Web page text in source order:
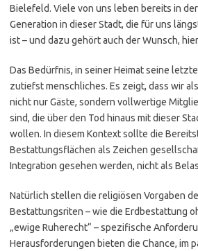
Bielefeld. Viele von uns leben bereits in
Generation in dieser Stadt, die für uns
ist – und dazu gehört auch der Wunsch,
Das Bedürfnis, in seiner Heimat seine
zutiefst menschliches. Es zeigt, dass wir
nicht nur Gäste, sondern vollwertige
sind, die über den Tod hinaus mit dieser
wollen. In diesem Kontext sollte die
Bestattungsflächen als Zeichen
Integration gesehen werden, nicht als
Natürlich stellen die religiösen Vorgaben
Bestattungsriten – wie die Erdbestattung
„ewige Ruherecht“ – spezifische
Herausforderungen bieten die Chance, im